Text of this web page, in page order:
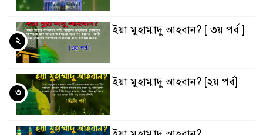
ইয়া মুহাম্মাদু আহবান? [ ৩য় পর্ব ]
২
ইয়া মুহাম্মাদু আহবান? [২য় পর্ব]
৩